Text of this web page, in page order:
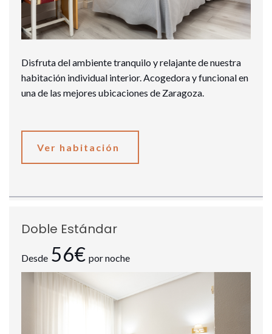
Disfruta del ambiente tranquilo y relajante de nuestra
habitación individual interior. Acogedora y funcional en
una de las mejores ubicaciones de Zaragoza.
Ver habitación
Doble Estándar
Desde 56€ por noche